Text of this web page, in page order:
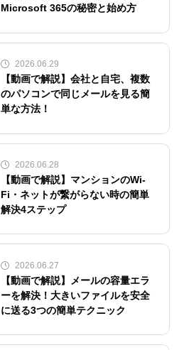
Microsoft 365の秘密と始め方
2026.06.29
【動画で解説】会社と自宅、複数
のパソコンで同じメールを見る簡
単な方法！
2026.06.28
【動画で解説】マンションのWi-
Fi・ネットが繋がらない時の簡単
解決4ステップ
2026.06.27
【動画で解説】メールの容量エラ
ーを解決！大きいファイルを安全
に送る3つの簡単テクニック